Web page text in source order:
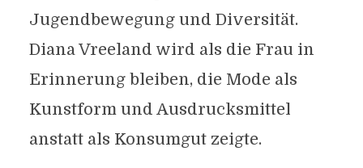
Jugendbewegung und Diversität.
Diana Vreeland wird als die Frau in
Erinnerung bleiben, die Mode als
Kunstform und Ausdrucksmittel
anstatt als Konsumgut zeigte.